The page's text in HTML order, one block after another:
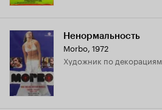
Ненормальность
Morbo, 1972
Художник по декорациям